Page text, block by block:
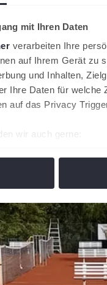
mit Ihren Daten
verarbeiten Ihre
auf Ihrem Gerät zu
und Inhalten,
Ihre Daten für
auf das Privacy
wir auch gerne:
Inhalte und Anzeigen
zu analysieren.
soziale Medien,
Daten zusammen, die
wenn es das